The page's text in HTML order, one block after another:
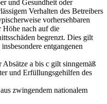
und Gesundheit oder
Verhalten des Betreibers
vorhersehbaren
Höhe nach auf die
begrenzt. Dies gilt
entgangenen
a bis c gilt sinngemäß
und Erfüllungsgehilfen des
zwingendem nationalem